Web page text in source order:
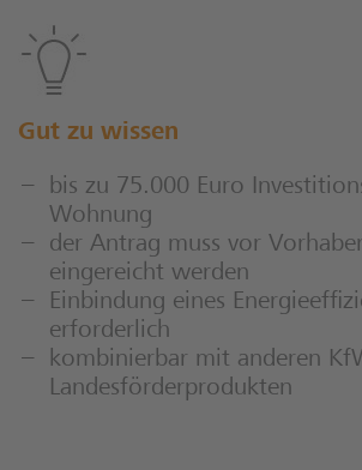
Gut zu wissen
bis zu 75.000 Euro
Wohnung
der Antrag muss vor
eingereicht werden
Einbindung eines
erforderlich
kombinierbar mit anderen
Landesförderprodukten